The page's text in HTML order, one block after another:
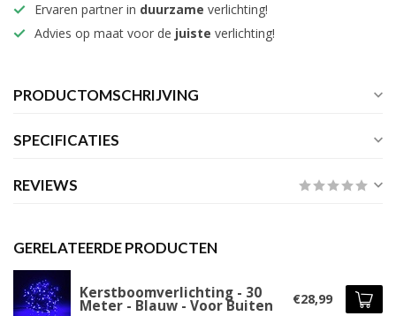
Ervaren partner in duurzame verlichting!
Advies op maat voor de juiste verlichting!
PRODUCTOMSCHRIJVING
SPECIFICATIES
REVIEWS
GERELATEERDE PRODUCTEN
Kerstboomverlichting - 30
Meter - Blauw - Voor Buiten €28,99